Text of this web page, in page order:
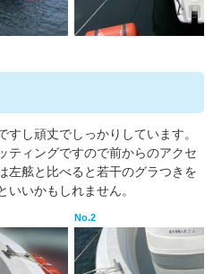
し頑丈でしっかりしています。
ティングですので前からのアクセ
左舷と比べると若干のグラつきを
いかもしれません。
No.2